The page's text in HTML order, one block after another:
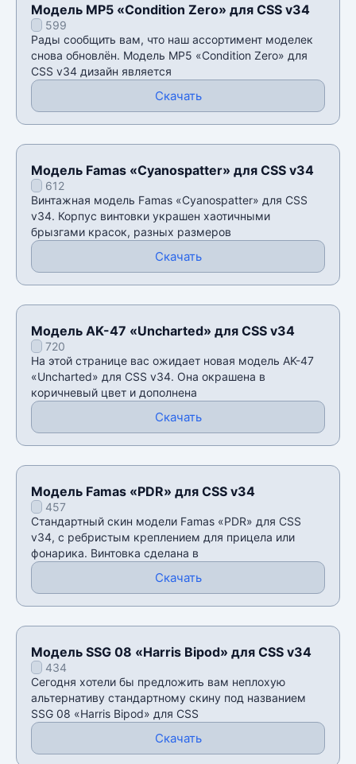
Модель MP5 «Condition Zero» для CSS v34
599
Рады сообщить вам, что наш ассортимент моделек
снова обновлён. Модель MP5 «Condition Zero» для
CSS v34 дизайн является
Скачать
Модель Famas «Cyanospatter» для CSS v34
612
Винтажная модель Famas «Cyanospatter» для CSS
v34. Корпус винтовки украшен хаотичными
брызгами красок, разных размеров
Скачать
Модель AK-47 «Uncharted» для CSS v34
720
На этой странице вас ожидает новая модель AK-47
«Uncharted» для CSS v34. Она окрашена в
коричневый цвет и дополнена
Скачать
Модель Famas «PDR» для CSS v34
457
Стандартный скин модели Famas «PDR» для CSS
v34, с ребристым креплением для прицела или
фонарика. Винтовка сделана в
Скачать
Модель SSG 08 «Harris Bipod» для CSS v34
434
Сегодня хотели бы предложить вам неплохую
альтернативу стандартному скину под названием
SSG 08 «Harris Bipod» для CSS
Скачать